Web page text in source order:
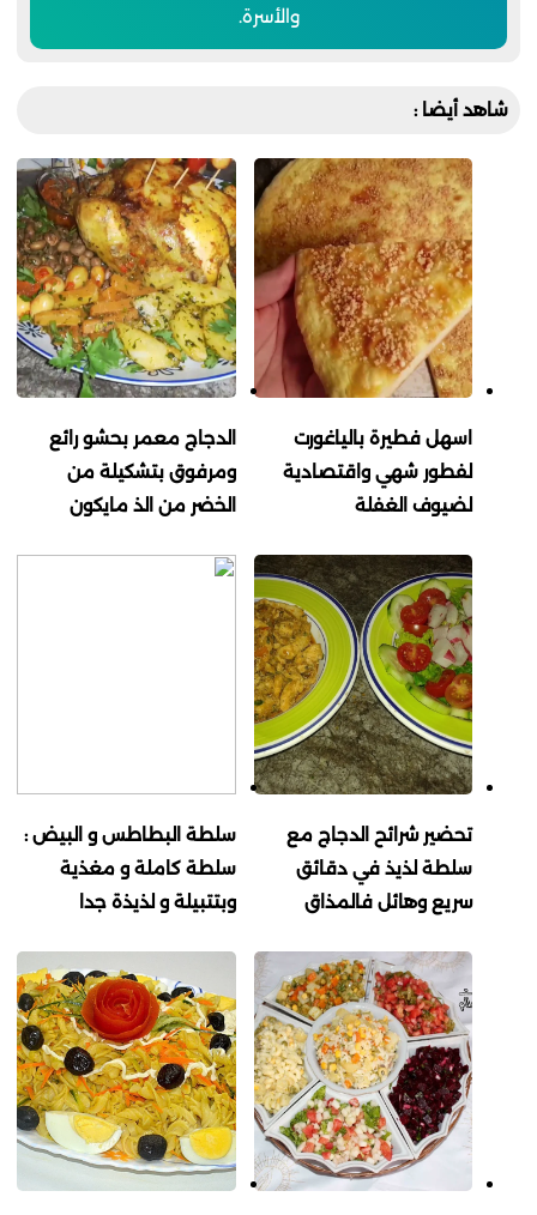
والأسرة.
شاهد أيضا :
اسهل فطيرة بالياغورت
لفطور شهي واقتصادية
لضيوف الغفلة
الدجاج معمر بحشو رائع
ومرفوق بتشكيلة من
الخضر من الذ مايكون
تحضير شرائح الدجاج مع
سلطة لذيذ في دقائق
سريع وهائل فالمذاق
سلطة البطاطس و البيض :
سلطة كاملة و مغذية
وبتتبيلة و لذيذة جدا